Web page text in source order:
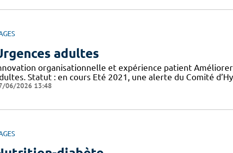
adultes
organisationnelle et expérience patient Améliorer
Statut : en cours Eté 2021, une alerte du Comité
06/2026 13:48